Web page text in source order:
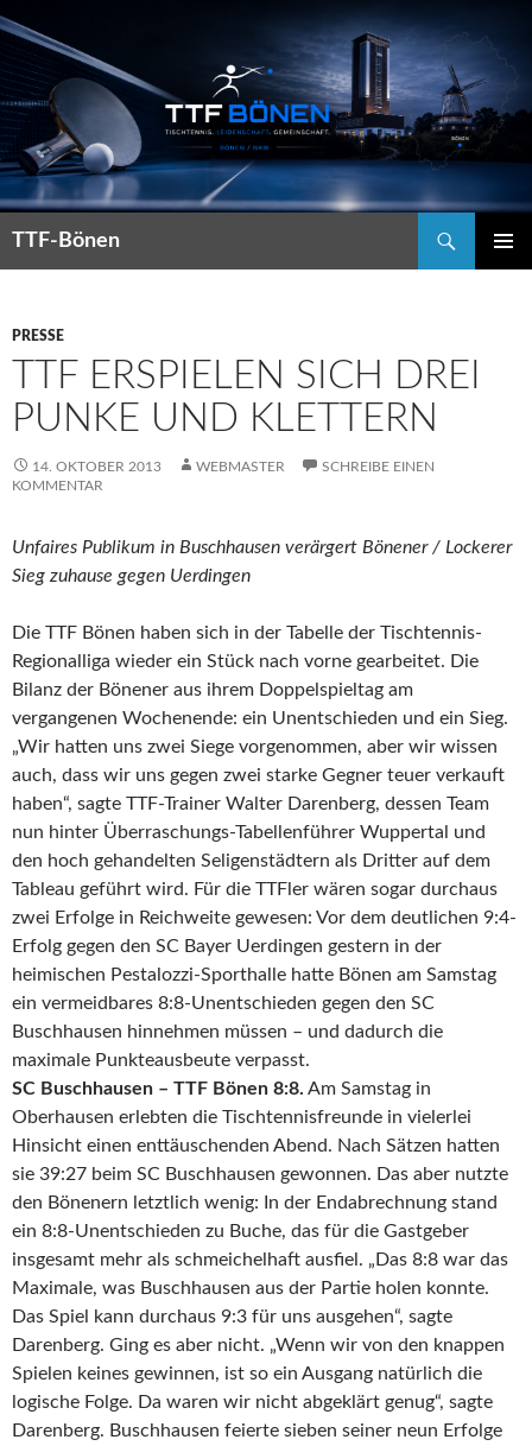
TTF-Bönen
PRESSE
TTF ERSPIELEN SICH DREI
PUNKE UND KLETTERN
14. OKTOBER 2013 WEBMASTER
SCHREIBE EINEN
KOMMENTAR
Unfaires Publikum in Buschhausen verärgert Bönener / Lockerer
Sieg zuhause gegen Uerdingen
Die TTF Bönen haben sich in der Tabelle der Tischtennis-
Regionalliga wieder ein Stück nach vorne gearbeitet. Die
Bilanz der Bönener aus ihrem Doppelspieltag am
vergangenen Wochenende: ein Unentschieden und ein Sieg.
„Wir hatten uns zwei Siege vorgenommen, aber wir wissen
auch, dass wir uns gegen zwei starke Gegner teuer verkauft
haben“, sagte TTF-Trainer Walter Darenberg, dessen Team
nun hinter Überraschungs-Tabellenführer Wuppertal und
den hoch gehandelten Seligenstädtern als Dritter auf dem
Tableau geführt wird. Für die TTFler wären sogar durchaus
zwei Erfolge in Reichweite gewesen: Vor dem deutlichen 9:4-
Erfolg gegen den SC Bayer Uerdingen gestern in der
heimischen Pestalozzi-Sporthalle hatte Bönen am Samstag
ein vermeidbares 8:8-Unentschieden gegen den SC
Buschhausen hinnehmen müssen – und dadurch die
maximale Punkteausbeute verpasst.
SC Buschhausen – TTF Bönen 8:8. Am Samstag in
Oberhausen erlebten die Tischtennisfreunde in vielerlei
Hinsicht einen enttäuschenden Abend. Nach Sätzen hatten
sie 39:27 beim SC Buschhausen gewonnen. Das aber nutzte
den Bönenern letztlich wenig: In der Endabrechnung stand
ein 8:8-Unentschieden zu Buche, das für die Gastgeber
insgesamt mehr als schmeichelhaft ausfiel. „Das 8:8 war das
Maximale, was Buschhausen aus der Partie holen konnte.
Das Spiel kann durchaus 9:3 für uns ausgehen“, sagte
Darenberg. Ging es aber nicht. „Wenn wir von den knappen
Spielen keines gewinnen, ist so ein Ausgang natürlich die
logische Folge. Da waren wir nicht abgeklärt genug“, sagte
Darenberg. Buschhausen feierte sieben seiner neun Erfolge